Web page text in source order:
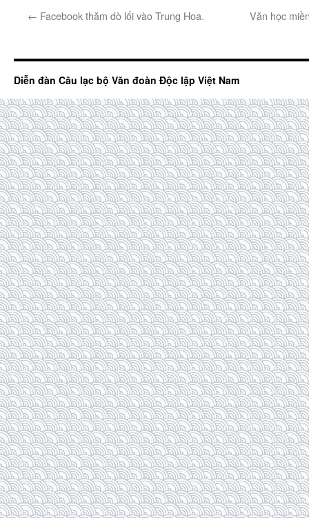
← Facebook thăm dò lối vào Trung Hoa. Văn học
Diễn đàn Câu lạc bộ Văn đoàn Độc lập Việt Nam